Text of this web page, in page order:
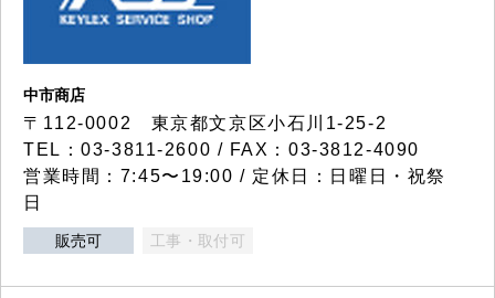
中市商店
〒112-0002 東京都文京区小石川1-25-2
TEL：03-3811-2600 / FAX：03-3812-4090
営業時間：7:45〜19:00 / 定休日：日曜日・祝祭
日
販売可 工事・取付可